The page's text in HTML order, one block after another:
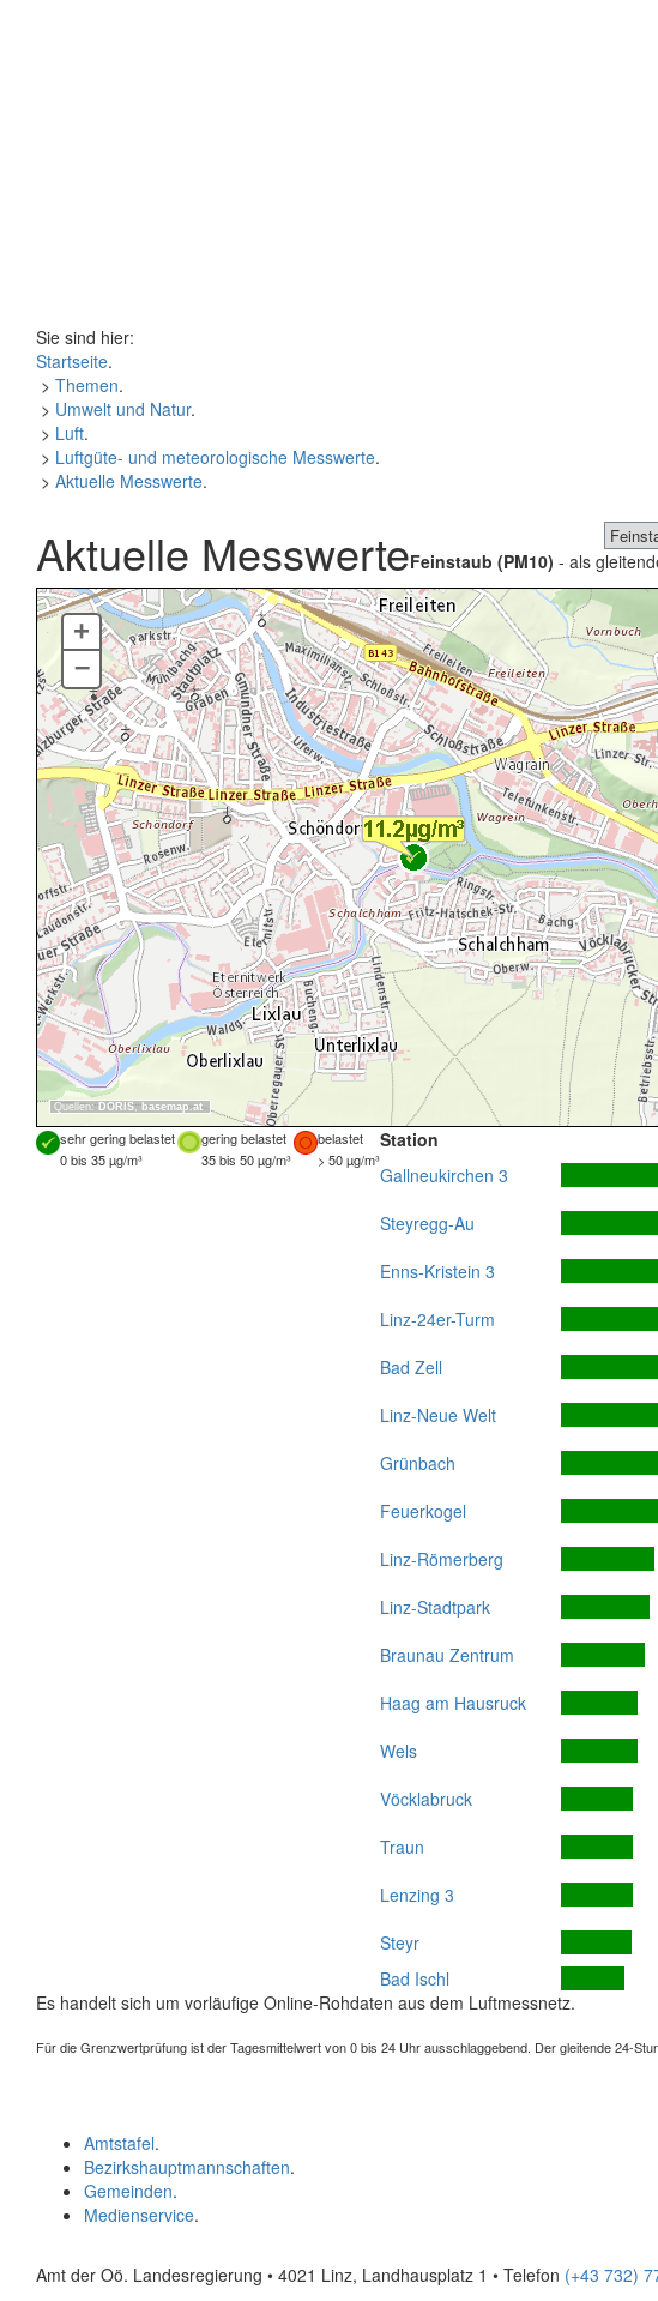
Sie sind hier:
Startseite.
> Themen.
> Umwelt und Natur.
> Luft.
> Luftgüte- und meteorologische Messwerte.
> Aktuelle Messwerte.
Aktuelle MesswerteFeinstaub (PM10) - als
Quellen: DORIS, basemap.at
+
–
sehr gering belastet gering belastet
belastet
0 bis 35 µg/m³
35 bis 50 µg/m³ > 50 µg/m³
Station
Gallneukirchen 3
Steyregg-Au
Enns-Kristein 3
Linz-24er-Turm
Bad Zell
Linz-Neue Welt
Grünbach
Feuerkogel
Linz-Römerberg
Linz-Stadtpark
Braunau Zentrum
Haag am Hausruck
Wels
Vöcklabruck
Traun
Lenzing 3
Steyr
Bad Ischl
Es handelt sich um vorläufige Online-Rohdaten aus dem Luftmessnetz.
Für die Grenzwertprüfung ist der Tagesmittelwert von 0 bis 24 Uhr ausschlaggebend. Der gleitende 24-
Amtstafel.
Bezirkshauptmannschaften.
Gemeinden.
Medienservice.
Amt der Oö. Landesregierung • 4021 Linz, Landhausplatz 1 • Telefon (+43 732)